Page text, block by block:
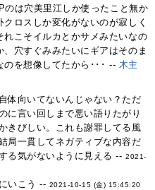
のは穴美里江しか使ったこと無か
ロスしか変化がないのが寂しく
れこそイルカとかサメみたいなの
穴すぐみみたいにギアはそのま
のを想像してたから･･･ -- 木主
体向いてないんじゃない？ただ
に言い回しまで悪い語りたがり
きびしい。これも謝罪してる風
局一貫してネガティブな内容だ
る気がないように見える -- 2021-
いこう -- 2021-10-15 (金) 15:45:20